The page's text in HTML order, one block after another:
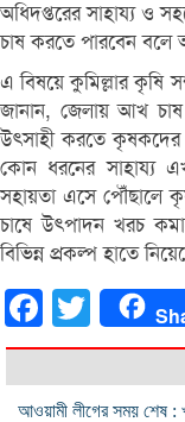
অধিদপ্তরের সাহায্য ও
চাষ করতে পারবেন বলে
এ বিষয়ে কুমিল্লার কৃষি
জানান, জেলায় আখ
উৎসাহী করতে কৃষকদের
কোন ধরনের সাহায্য
সহায়তা এসে পৌঁছালে
চাষে উৎপাদন খরচ
বিভিন্ন প্রকল্প হাতে
FacebookTwitter
আওয়ামী লীগের সময় শেষ :